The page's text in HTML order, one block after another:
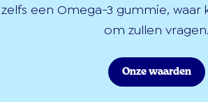
zelfs een Omega-3 gummie, waar
om zullen vragen.
Onze waarden